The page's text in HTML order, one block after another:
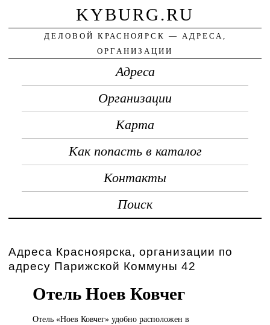
KYBURG.RU
ДЕЛОВОЙ КРАСНОЯРСК — АДРЕСА,
ОРГАНИЗАЦИИ
Адреса
Организации
Карта
Как попасть в каталог
Контакты
Поиск
Адреса Красноярска, организации по
адресу Парижской Коммуны 42
Отель Ноев Ковчег
Отель «НоевКовчег» удобно расположен в